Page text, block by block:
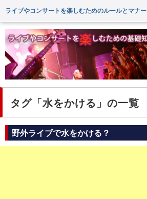
ライブやコンサートを楽しむためのルールとマナー
タグ「水をかける」の一覧
野外ライブで水をかける？